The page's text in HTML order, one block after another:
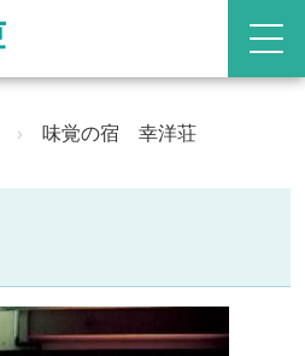
› 味覚の宿 幸洋荘